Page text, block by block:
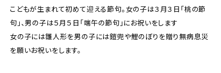
こどもが生まれて初めて迎える節句。女の子は３月３日「桃の節
句」、男の子は５月５日「端午の節句」にお祝いをします
女の子には雛人形を男の子には鎧兜や鯉のぼりを贈り無病息災
を願いお祝いをします。